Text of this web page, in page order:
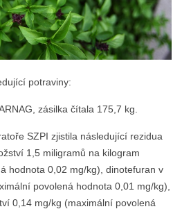
potraviny:
zásilka čítala 175,7 kg.
SZPI zjistila následující rezidua
1,5 miligramů na kilogram
hodnota 0,02 mg/kg), dinotefuran v
povolená hodnota 0,01 mg/kg),
0,14 mg/kg (maximální povolená